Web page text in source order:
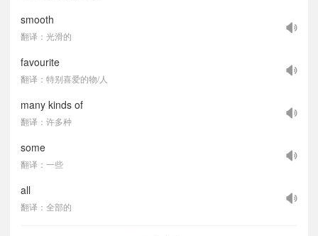
smooth
翻译：光滑的
favourite
翻译：特别喜爱的物/人
many kinds of
翻译：许多种
some
翻译：一些
all
翻译：全部的